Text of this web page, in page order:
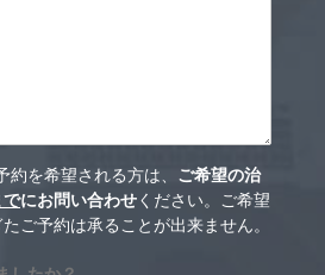
約を希望される方は、 ご希望の治
でにお問い合わせください。ご希望
ご予約は承ることが出来ません。